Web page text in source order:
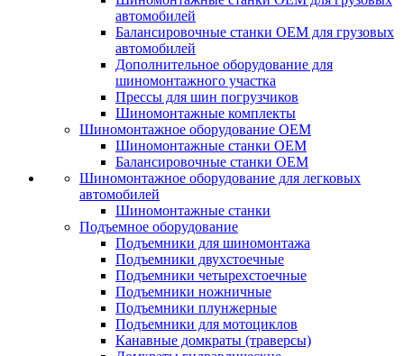
автомобилей
Балансировочные станки ОЕМ для грузовых
автомобилей
Дополнительное оборудование для
шиномонтажного участка
Прессы для шин погрузчиков
Шиномонтажные комплекты
Шиномонтажное оборудование ОЕМ
Шиномонтажные станки ОЕМ
Балансировочные станки ОЕМ
Шиномонтажное оборудование для легковых
автомобилей
Шиномонтажные станки
Подъемное оборудование
Подъемники для шиномонтажа
Подъемники двухстоечные
Подъемники четырехстоечные
Подъемники ножничные
Подъемники плунжерные
Подъемники для мотоциклов
Канавные домкраты (траверсы)